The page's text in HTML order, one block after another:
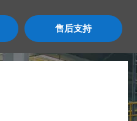
售后支持